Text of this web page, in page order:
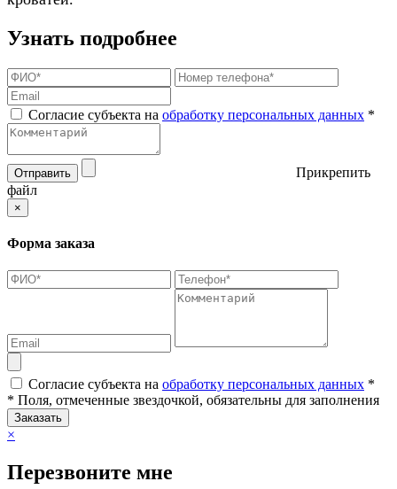
Узнать подробнее
Согласие субъекта на обработку персональных данных *
Отправить
Прикрепить
файл
×
Форма заказа
Согласие субъекта на обработку персональных данных *
* Поля, отмеченные звездочкой, обязательны для заполнения
Заказать
×
Перезвоните мне